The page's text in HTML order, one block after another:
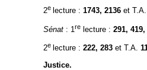
2e lecture : 1743, 2136et T.A.
Sénat : 1relecture : 291, 419,
2e lecture : 222, 283et T.A.
Justice.